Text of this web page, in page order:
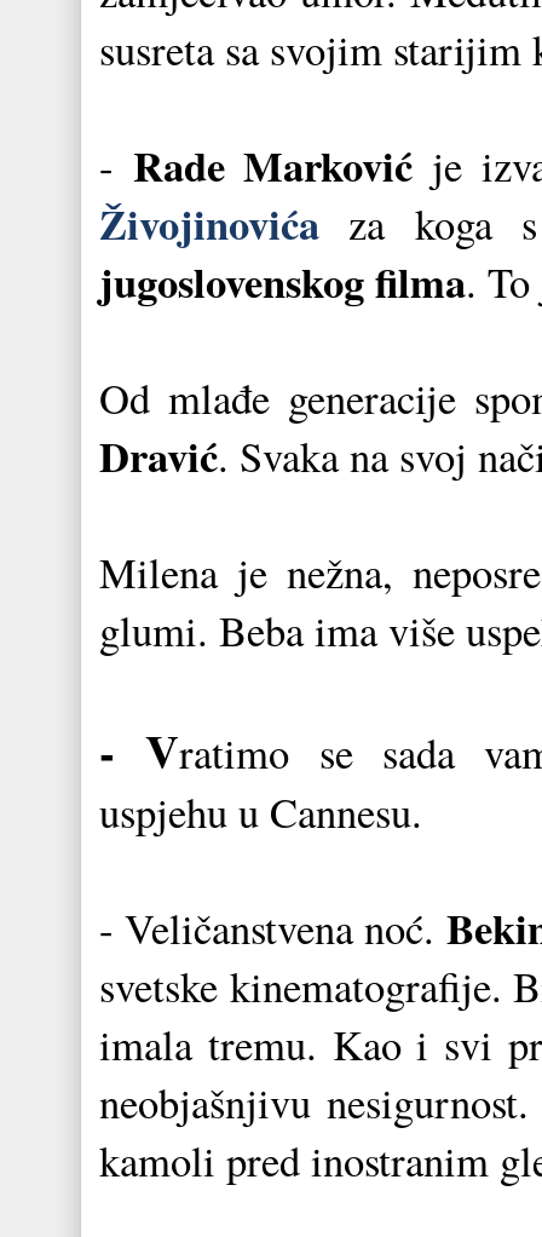
susreta sa svojim starijim
- Rade Marković je
Živojinovića za koga
jugoslovenskog filma.
Od mlađe generacije
Dravić. Svaka na svoj
Milena je nežna,
glumi. Beba ima više
- Vratimo se sada
uspjehu u Cannesu.
- Veličanstvena noć.
svetske kinematografije.
imala tremu. Kao i svi
neobjašnjivu
kamoli pred inostranim